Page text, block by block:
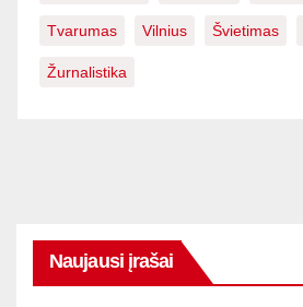
Tvarumas Vilnius Švietimas
Žurnalistika
Naujausi įrašai